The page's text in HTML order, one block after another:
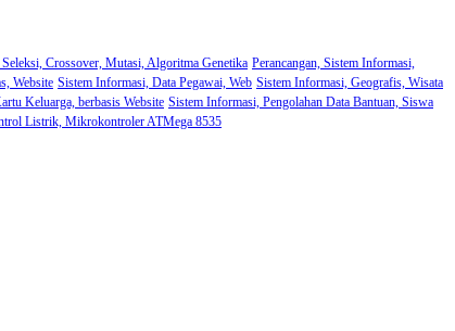
Crossover, Mutasi, Algoritma Genetika Perancangan, Sistem Informasi,
Website Sistem Informasi, Data Pegawai, Web Sistem Informasi, Geografis, Wisata
Keluarga, berbasis Website Sistem Informasi, Pengolahan Data Bantuan, Siswa
Listrik, Mikrokontroler ATMega 8535